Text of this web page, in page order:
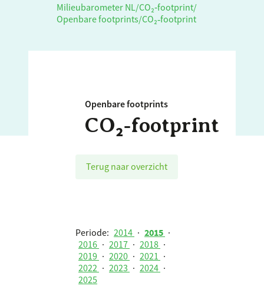
Milieubarometer NL /CO₂‑footprint/
Openbare footprints/CO₂‑footprint
Openbare footprints
CO₂‑footprint
Terug naar overzicht
Periode: 2014 · 2015 ·
2016 · 2017 · 2018 ·
2019 · 2020 · 2021 ·
2022 · 2023 · 2024 ·
2025